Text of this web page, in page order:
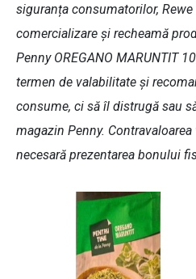
siguranța consumatorilor,
comercializare și recheamă
Penny OREGANO MARUNTIT
termen de valabilitate și
consume, ci să îl distrugă sau
magazin Penny.
necesară prezentarea bonului